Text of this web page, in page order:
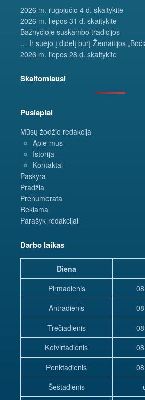
2026 m. rugpjūčio 4 d. skaitykite
2026 m. liepos 31 d. skaitykite
Bažnyčioje suskambo tradicijos
… Ir suėjo į didelį būrį Žemaitijos
2026 m. liepos 28 d. skaitykite
Skaitomiausi
Puslapiai
Mūsų žodžio redakcija
Apie mus
Istorija
Kontaktai
Paskyra
Pradžia
Prenumerata
Reklama
Parašyk redakcijai
Darbo laikas
Diena
Pirmadienis
Antradienis
Trečiadienis
Ketvirtadienis
Penktadienis
Šeštadienis